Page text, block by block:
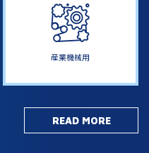
産業機械用
READ MORE